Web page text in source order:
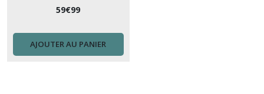
59€99
AJOUTER AU PANIER